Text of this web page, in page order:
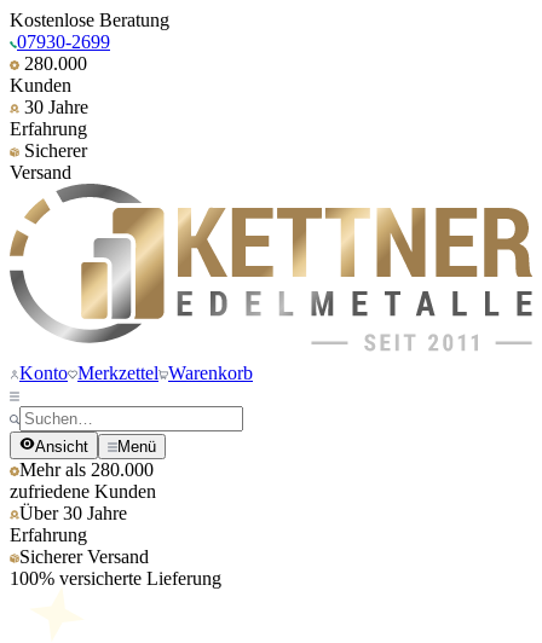
Kostenlose Beratung
07930-2699
280.000
Kunden
30 Jahre
Erfahrung
Sicherer
Versand
Konto Merkzettel Warenkorb
Ansicht Menü
Mehr als 280.000
zufriedene Kunden
Über 30 Jahre
Erfahrung
Sicherer Versand
100% versicherte Lieferung